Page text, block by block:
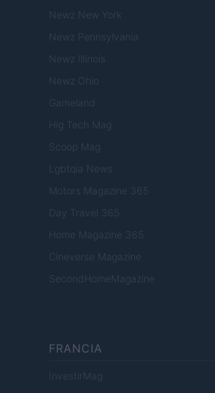
Newz New York
Newz Pennsylvania
Newz Illinois
Newz Ohio
Gameland
Hig Tech Mag
Scoop Mag
Lgbtqia News
Motors Magazine 365
Day Travel 365
Home Magazine 365
Cineverse Magazine
SecondHomeMagazine
FRANCIA
InvestirMag